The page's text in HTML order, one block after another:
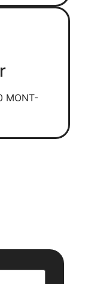
MONT-